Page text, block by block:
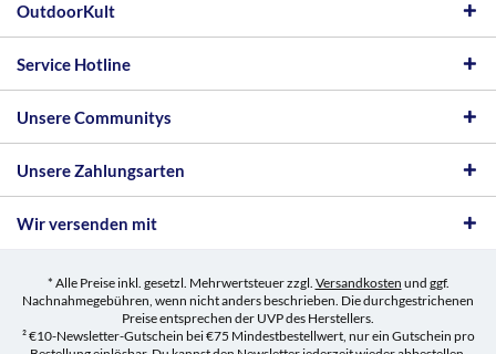
OutdoorKult
Service Hotline
Unsere Communitys
Unsere Zahlungsarten
Wir versenden mit
* Alle Preise inkl. gesetzl. Mehrwertsteuer zzgl. Versandkosten und ggf.
Nachnahmegebühren, wenn nicht anders beschrieben. Die durchgestrichenen
Preise entsprechen der UVP des Herstellers.
² €10-Newsletter-Gutschein bei €75 Mindestbestellwert, nur ein Gutschein pro